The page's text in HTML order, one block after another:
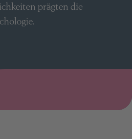
prägten die